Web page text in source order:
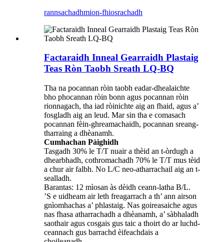
rannsachadhmion-fhiosrachadh
Factaraidh Inneal Gearraidh Plastaig
Teas Ròn Taobh Sreath LQ-BQ
Tha na pocannan ròin taobh eadar-dhealaichte
bho phocannan ròin bonn agus pocannan ròin
rionnagach, tha iad ròinichte aig an fhaid, agus a’
fosgladh aig an leud. Mar sin tha e comasach
pocannan fèin-ghreamachaidh, pocannan sreang-
tharraing a dhèanamh.
Cumhachan Pàighidh
Tasgadh 30% le T/T nuair a thèid an t-òrdugh a
dhearbhadh, cothromachadh 70% le T/T mus tèid
a chur air falbh. No L/C neo-atharrachail aig an t-
sealladh.
Barantas: 12 mìosan às dèidh ceann-latha B/L.
’S e uidheam air leth freagarrach a th’ ann airson
gnìomhachas a’ phlastaig. Nas goireasaiche agus
nas fhasa atharrachadh a dhèanamh, a’ sàbhaladh
saothair agus cosgais gus taic a thoirt do ar luchd-
ceannach gus barrachd èifeachdais a